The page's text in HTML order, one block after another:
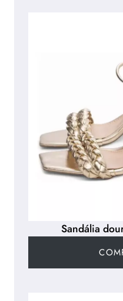
Sandália